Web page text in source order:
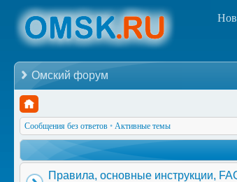
Омский форум
Сообщения без ответов • Активные темы
Правила, основные инструкции,